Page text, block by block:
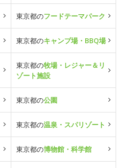
東京都のフードテーマパーク
東京都のキャンプ場・BBQ場
東京都の牧場・レジャー＆リ
ゾート施設
東京都の公園
東京都の温泉・スパリゾート
東京都の博物館・科学館